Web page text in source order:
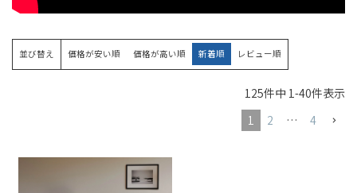
並び替え 価格が安い順 価格が高い順 新着順 レビュー順
125件中 1 -40件表示
1
2 … 4